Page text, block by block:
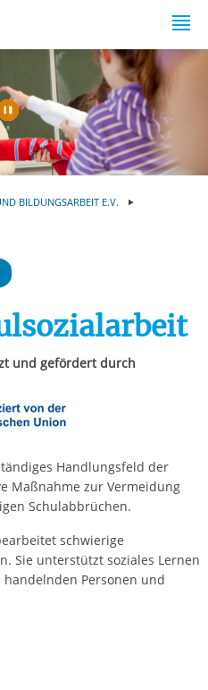
Automatische
BILDUNGSARBEIT E.V.
und gefördert durch
Handlungsfeld der
Maßnahme zur Vermeidung
Schulabbrüchen.
schwierige
Sie unterstützt soziales Lernen
Personen und